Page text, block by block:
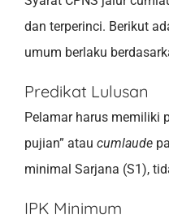
dan terperinci. Berikut
umum berlaku
Predikat Lulusan
Pelamar harus memiliki
pujian” atau cumlaude
minimal Sarjana (S1),
IPK Minimum